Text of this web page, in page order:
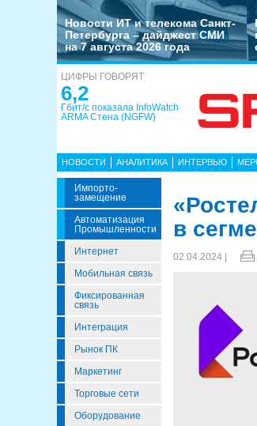
Новости ИТ и телекома Санкт-
Петербурга – дайджест СМИ
на 7 августа 2026 года
ЦИФРЫ ГОВОРЯТ
6,2
Гбит/с показала InfoWatch
ARMA Стена (NGFW)
НОВОСТИ АНАЛИТИКА ИНТЕРВЬЮ
Импорто­
Замещение
Автоматизация
Промышленности
Интернет
Мобильная связь
Фиксированная
связь
Интеграция
Рынок ПК
Маркетинг
Торговые сети
Оборудование
в
02.04.2024 |